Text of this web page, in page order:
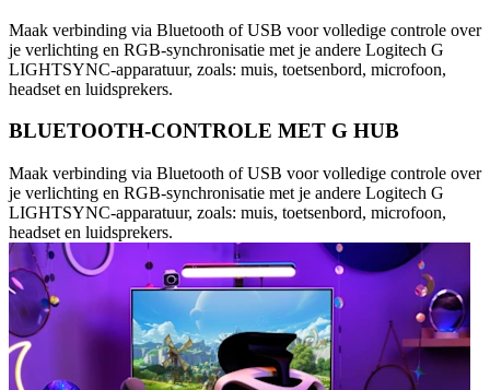
Maak verbinding via Bluetooth of USB voor volledige controle over
je verlichting en RGB-synchronisatie met je andere Logitech G
LIGHTSYNC-apparatuur, zoals: muis, toetsenbord, microfoon,
headset en luidsprekers.
BLUETOOTH-CONTROLE MET G HUB
Maak verbinding via Bluetooth of USB voor volledige controle over
je verlichting en RGB-synchronisatie met je andere Logitech G
LIGHTSYNC-apparatuur, zoals: muis, toetsenbord, microfoon,
headset en luidsprekers.